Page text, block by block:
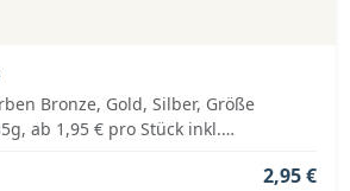
Bronze, Gold, Silber, Größe
ab 1,95 € pro Stück inkl.
2,95 €